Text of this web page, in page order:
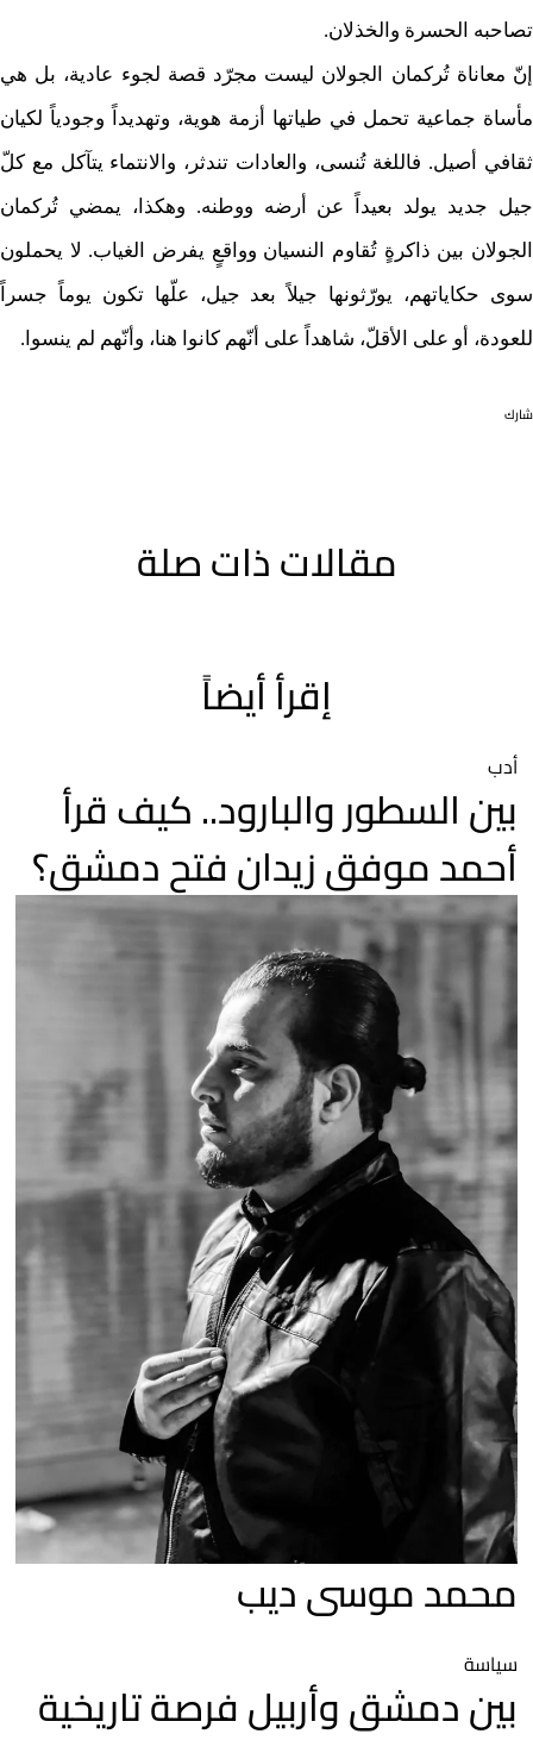
تصاحبه الحسرة والخذلان.
إنّ معاناة تُركمان الجولان ليست مجرّد قصة لجوء عادية، بل هي
مأساة جماعية تحمل في طياتها أزمة هوية، وتهديداً وجودياً لكيان
ثقافي أصيل. فاللغة تُنسى، والعادات تندثر، والانتماء يتآكل مع كلّ
جيل جديد يولد بعيداً عن أرضه ووطنه. وهكذا، يمضي تُركمان
الجولان بين ذاكرةٍ تُقاوم النسيان وواقعٍ يفرض الغياب. لا يحملون
سوى حكاياتهم، يورّثونها جيلاً بعد جيل، علّها تكون يوماً جسراً
للعودة، أو على الأقلّ، شاهداً على أنّهم كانوا هنا، وأنّهم لم ينسوا.
شارك
مقالات ذات صلة
إقرأ أيضاً
أدب
بين السطور والبارود.. كيف قرأ
أحمد موفق زيدان فتح دمشق؟
محمد موسى ديب
سياسة
بين دمشق وأربيل فرصة تاريخية